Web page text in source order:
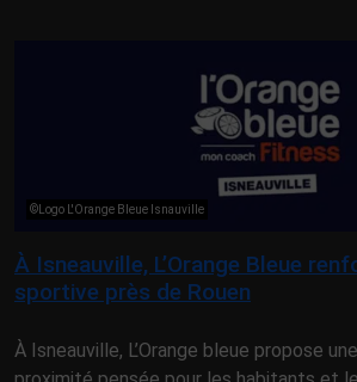
©Logo L'Orange Bleue Isnauville
À Isneauville, L’Orange Bleue
sportive près de Rouen
À Isneauville, L’Orange bleue propose